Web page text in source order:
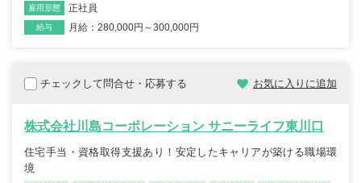
雇用形態 正社員
給与 月給：280,000円～300,000円
チェックして問合せ・応募する お気に入りに追加
株式会社川島コーポレーション サニーライフ東川口
住宅手当・資格取得支援あり！安定したキャリアが築ける職場環
境